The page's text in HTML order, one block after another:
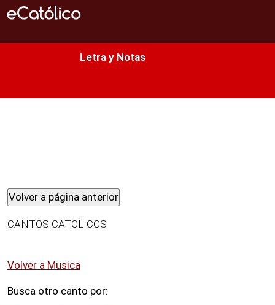
Letra y Notas
Diversión
Oratorio
Libros
MP3
CANTOS CATOLICOS
Volver a Musica
Busca otro canto por: